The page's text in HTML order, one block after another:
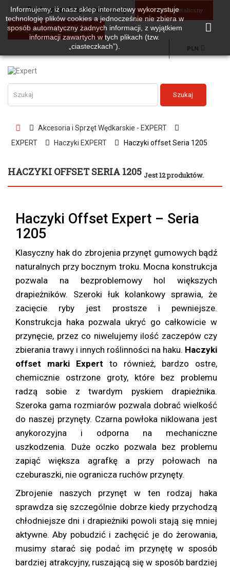
Brak sprzedaży detalicznej Sklep detaliczny
Strefa dla handlowców
PLN
Szukaj
Akcesoria i Sprzęt Wędkarskie - EXPERT
EXPERT
Haczyki EXPERT Haczyki offset Seria 1205
HACZYKI OFFSET SERIA 1205 Jest 12 produktów.
Haczyki Offset Expert – Seria
1205
Klasyczny hak do zbrojenia przynęt gumowych bądź
naturalnych przy bocznym troku. Mocna konstrukcja
pozwala na bezproblemowy hol większych
drapieżników. Szeroki łuk kolankowy sprawia, że
zacięcie ryby jest prostsze i pewniejsze.
Konstrukcja haka pozwala ukryć go całkowicie w
przynęcie, przez co niwelujemy ilość zaczepów czy
zbierania trawy i innych roślinności na haku. Haczyki
offset marki Expert to również, bardzo ostre,
chemicznie ostrzone groty, które bez problemu
radzą sobie z twardym pyskiem drapieżnika.
Szeroka gama rozmiarów pozwala dobrać wielkość
do naszej przynęty. Czarna powłoka niklowana jest
anykorozyjna i odporna na mechaniczne
uszkodzenia. Duże oczko pozwala bez problemu
zapiąć większa agrafkę a przy połowach na
czeburaszki, nie ogranicza ruchów przynęty.
Zbrojenie naszych przynęt w ten rodzaj haka
sprawdza się szczególnie dobrze kiedy przychodzą
chłodniejsze dni i drapieżniki powoli stają się mniej
aktywne. Aby pobudzić i zachęcić je do żerowania,
musimy starać się podać im przynętę w sposób
bardziej atrakcyjny, ruszającą się w sposób bardziej
Informujemy, iż nasz sklep internetowy wykorzystuje
technologię plików cookies a jednocześnie nie zbiera w
sposób automatyczny żadnych informacji, z wyjątkiem
informacji zawartych w tych plikach (tzw.
„ciasteczkach”).